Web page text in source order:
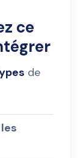
ce
de